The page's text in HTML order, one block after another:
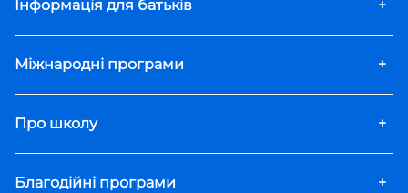
Інформація для батьків +
Міжнародні програми +
Про школу +
Благодійні програми +